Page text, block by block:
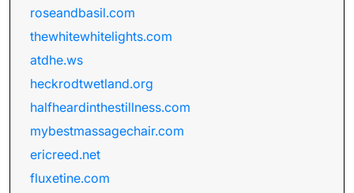
roseandbasil.com
thewhitewhitelights.com
atdhe.ws
heckrodtwetland.org
halfheardinthestillness.com
mybestmassagechair.com
ericreed.net
fluxetine.com